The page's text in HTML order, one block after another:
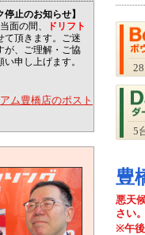
5
豊
悪天
さい。
※午後
停止のお知らせ】
面の間、
ドリフト
て頂きます。ご迷
が、ご理解・ご協
申し上げます。
ム豊橋店のポスト